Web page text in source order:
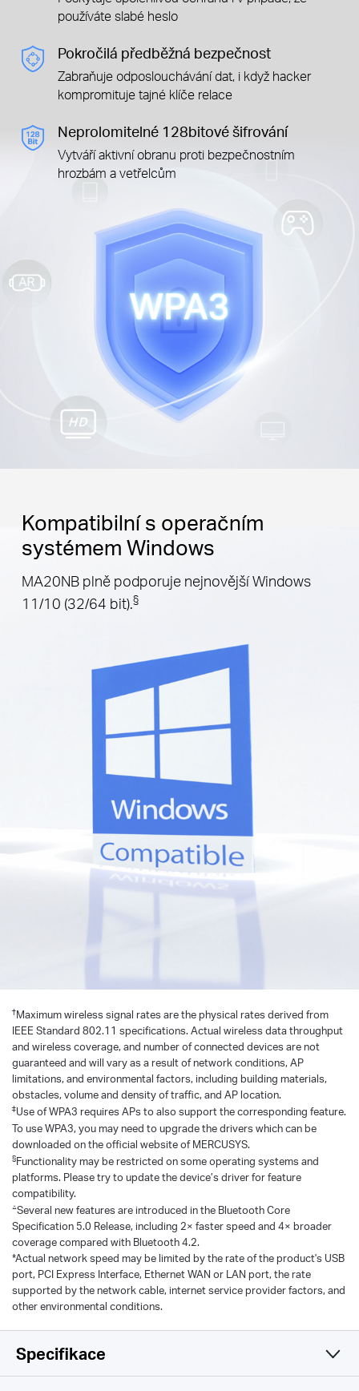
používáte slabé heslo
Pokročilá předběžná bezpečnost
Zabraňuje odposlouchávání dat, i když hacker
kompromituje tajné klíče relace
Neprolomitelné 128bitové šifrování
Vytváří aktivní obranu proti bezpečnostním
hrozbám a vetřelcům
Kompatibilní s operačním
systémem Windows
MA20NB plně podporuje nejnovější Windows
11/10 (32/64 bit).§
†Maximum wireless signal rates are the physical rates derived from
IEEE Standard 802.11 specifications. Actual wireless data throughput
and wireless coverage, and number of connected devices are not
guaranteed and will vary as a result of network conditions, AP
limitations, and environmental factors, including building materials,
obstacles, volume and density of traffic, and AP location.
‡Use of WPA3 requires APs to also support the corresponding feature.
To use WPA3, you may need to upgrade the drivers which can be
downloaded on the official website of MERCUSYS.
§Functionality may be restricted on some operating systems and
platforms. Please try to update the device’s driver for feature
compatibility.
△Several new features are introduced in the Bluetooth Core
Specification 5.0 Release, including 2× faster speed and 4× broader
coverage compared with Bluetooth 4.2.
*Actual network speed may be limited by the rate of the product's USB
port, PCI Express Interface, Ethernet WAN or LAN port, the rate
supported by the network cable, internet service provider factors, and
other environmental conditions.
Specifikace